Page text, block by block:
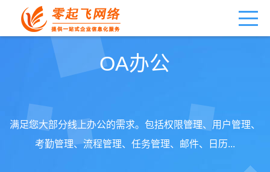
OA办公
满足您大部分线上办公的需求。包括权限管理、用户管理、
考勤管理、流程管理、任务管理、邮件、日历...